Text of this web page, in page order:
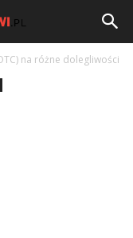
na różne dolegliwości